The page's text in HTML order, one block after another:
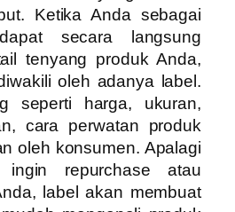
Ketika Anda sebagai
secara langsung
tenyang produk Anda,
oleh adanya label.
seperti harga, ukuran,
cara perwatan produk
oleh konsumen. Apalagi
ingin repurchase atau
label akan membuat